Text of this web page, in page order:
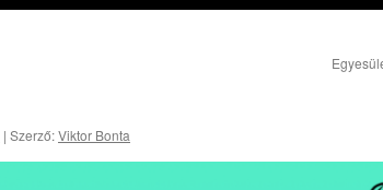
| Szerző:Viktor Bonta